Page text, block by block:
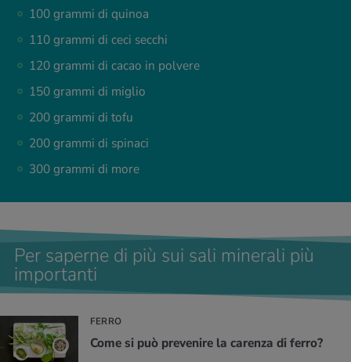
100 grammi di quinoa
110 grammi di ceci secchi
120 grammi di cacao in polvere
150 grammi di miglio
200 grammi di tofu
200 grammi di spinaci
300 grammi di more
Per saperne di più sui sali minerali più
importanti
FERRO
Come si può pre­ve­ni­re la ca­ren­za di ferro?